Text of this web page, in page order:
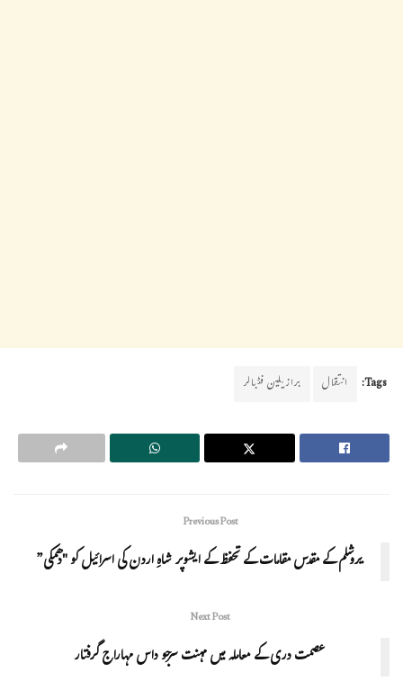
Tags: انتقال برازیلین فٹبالر
Previous Post
یروشلم کے مقدس مقامات کے تحفظ کے ایشوپر شاہِ اردن کی اسرائیل کو "دھمکی”
Next Post
عصمت دری کے معاملہ میں مہنت سرجو داس مہاراج گرفتار